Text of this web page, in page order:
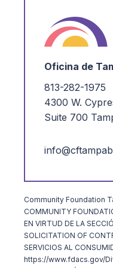
Oficina de
813-282-1975
4300 W.
Suite 700
Community Foundation
COMMUNITY
EN VIRTUD DE LA
SOLICITATION OF
SERVICIOS AL
https://www.fdacs.gov/